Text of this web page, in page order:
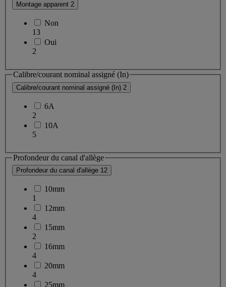
Montage apparent 2
Non
13
Oui
2
Calibre/courant nominal assigné (In)
Calibre/courant nominal assigné (In) 2
6A
2
10A
5
Profondeur du canal d'allège
Profondeur du canal d'allège 12
10mm
1
12mm
4
15mm
2
16mm
4
20mm
4
25mm